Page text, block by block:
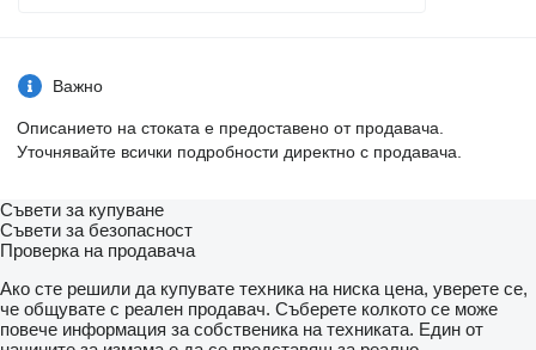
Важно
Описанието на стоката е предоставено от продавача.
Уточнявайте всички подробности директно с продавача.
Съвети за купуване
Съвети за безопасност
Проверка на продавача
Ако сте решили да купувате техника на ниска цена, уверете се,
че общувате с реален продавач. Съберете колкото се може
повече информация за собственика на техниката. Един от